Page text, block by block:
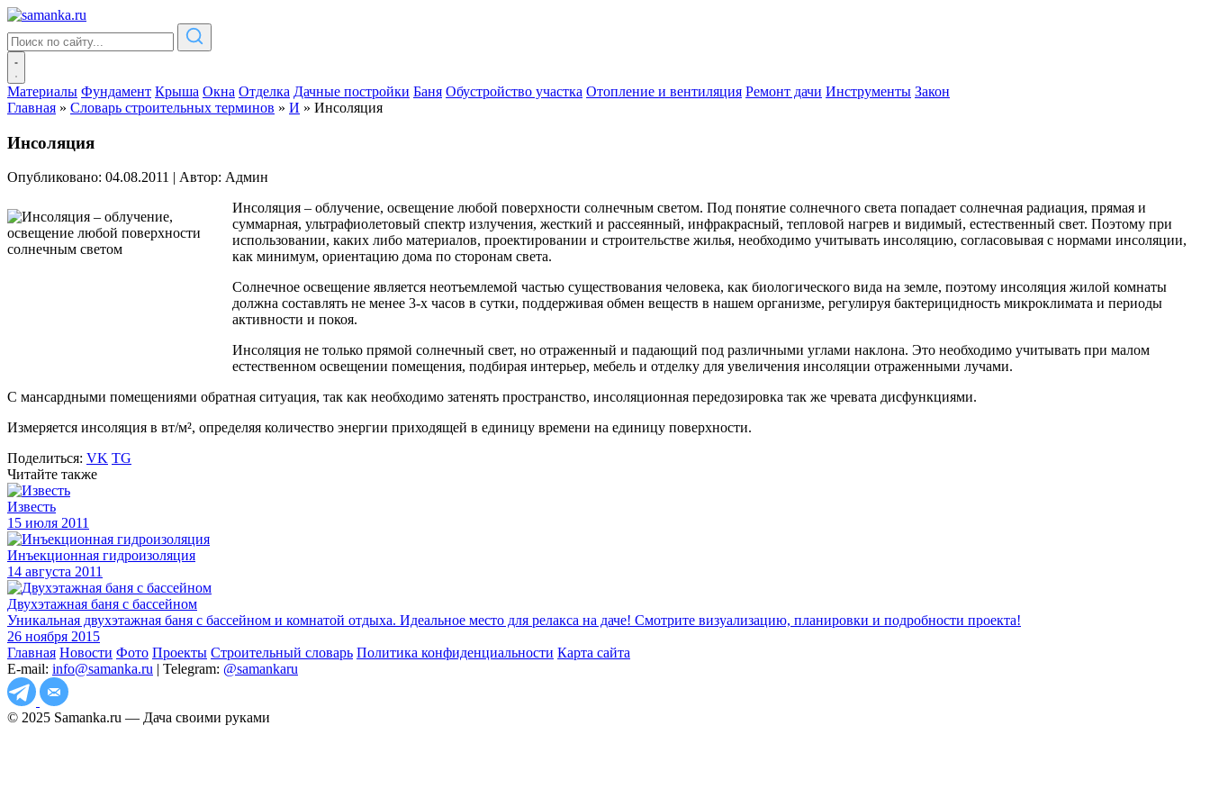
Материалы Фундамент Крыша Окна Отделка Дачные постройки Баня Обустройство участка Отопление и вентиляция Ремонт дачи Инструменты Закон
Главная » Словарь строительных терминов » И » Инсоляция
Инсоляция
Опубликовано: 04.08.2011 | Автор: Админ
Инсоляция – облучение, освещение любой поверхности солнечным светом. Под понятие солнечного света попадает солнечная радиация, прямая и
суммарная, ультрафиолетовый спектр излучения, жесткий и рассеянный, инфракрасный, тепловой нагрев и видимый, естественный свет. Поэтому при
использовании, каких либо материалов, проектировании и строительстве жилья, необходимо учитывать инсоляцию, согласовывая с нормами инсоляции,
как минимум, ориентацию дома по сторонам света.
Солнечное освещение является неотъемлемой частью существования человека, как биологического вида на земле, поэтому инсоляция жилой комнаты
должна составлять не менее 3-х часов в сутки, поддерживая обмен веществ в нашем организме, регулируя бактерицидность микроклимата и периоды
активности и покоя.
Инсоляция не только прямой солнечный свет, но отраженный и падающий под различными углами наклона. Это необходимо учитывать при малом
естественном освещении помещения, подбирая интерьер, мебель и отделку для увеличения инсоляции отраженными лучами.
С мансардными помещениями обратная ситуация, так как необходимо затенять пространство, инсоляционная передозировка так же чревата дисфункциями.
Измеряется инсоляция в вт/м², определяя количество энергии приходящей в единицу времени на единицу поверхности.
Поделиться: VK TG
Читайте также
Известь
15 июля 2011
Инъекционная гидроизоляция
14 августа 2011
Двухэтажная баня с бассейном
Уникальная двухэтажная баня с бассейном и комнатой отдыха. Идеальное место для релакса на даче! Смотрите визуализацию, планировки и подробности проекта!
26 ноября 2015
Главная Новости Фото Проекты Строительный словарь Политика конфиденциальности Карта сайта
E-mail: info@samanka.ru | Telegram: @samankaru
© 2025 Samanka.ru — Дача своими руками